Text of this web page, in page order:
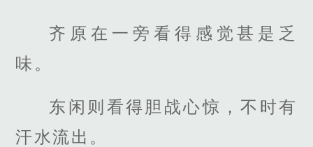
齐原在一旁看得感觉甚是乏
味。
东闲则看得胆战心惊，不时有
汗水流出。